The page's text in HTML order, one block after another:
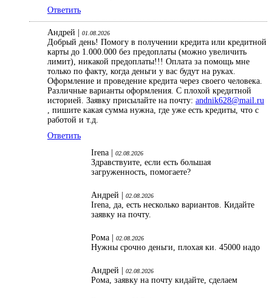
Ответить
Андрей | 01.08.2026
Добрый день! Помогу в получении кредита или кредитной
карты до 1.000.000 без предоплаты (можно увеличить
лимит), никакой предоплаты!!! Оплата за помощь мне
только по факту, когда деньги у вас будут на руках.
Оформление и проведение кредита через своего человека.
Различные варианты оформления. С плохой кредитной
историей. Заявку присылайте на почту: andnik628@mail.ru
, пишите какая сумма нужна, где уже есть кредиты, что с
работой и т.д.
Ответить
Irena |
02.08.2026
Здравствуите, если есть большая
загруженность, помогаете?
Андрей | 02.08.2026
Irena, да, есть несколько вариантов. Кидайте
заявку на почту.
Рома | 02.08.2026
Нужны срочно деньги, плохая ки. 45000 надо
Андрей | 02.08.2026
Рома, заявку на почту кидайте, сделаем